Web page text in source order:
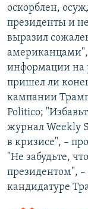
оскорблен,
президенты и
выразил
американцами",
информации на
пришел ли
кампании
Politico;
журнал Weekly
в кризисе", –
"Не забудьте,
президентом",
кандидатуре